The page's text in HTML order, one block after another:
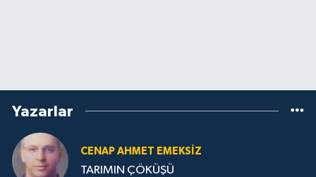
Yazarlar
CENAP AHMET EMEKSİZ
TARIMIN ÇÖKÜŞÜ